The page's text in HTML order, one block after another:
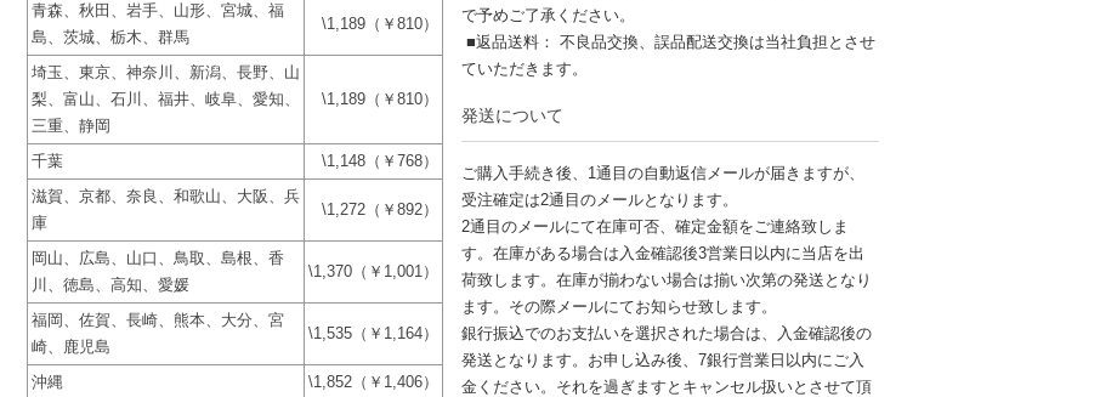
青森、秋田、岩手、山形、宮城、福
島、茨城、栃木、群馬
\1,189（￥810）
埼玉、東京、神奈川、新潟、長野、山
梨、富山、石川、福井、岐阜、愛知、
三重、静岡
\1,189（￥810）
千葉
\1,148（￥768）
滋賀、京都、奈良、和歌山、大阪、兵
庫
\1,272（￥892）
岡山、広島、山口、鳥取、島根、香
川、徳島、高知、愛媛
\1,370（￥1,001）
福岡、佐賀、長崎、熊本、大分、宮
崎、鹿児島
\1,535（￥1,164）
沖縄
\1,852（￥1,406）
で予めご了承ください。
■返品送料： 不良品交換、誤品配送交換は当社負担とさせ
ていただきます。
発送について
ご購入手続き後、1通目の自動返信メールが届きますが、
受注確定は2通目のメールとなります。
2通目のメールにて在庫可否、確定金額をご連絡致しま
す。在庫がある場合は入金確認後3営業日以内に当店を出
荷致します。在庫が揃わない場合は揃い次第の発送となり
ます。その際メールにてお知らせ致します。
銀行振込でのお支払いを選択された場合は、入金確認後の
発送となります。お申し込み後、7銀行営業日以内にご入
金ください。それを過ぎますとキャンセル扱いとさせて頂